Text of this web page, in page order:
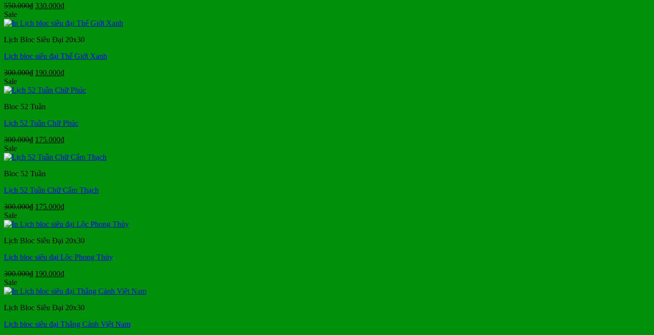
550.000₫ Giá
là:
330.000₫Giá
tại
330.000₫.
Sale
Lịch Bloc Siêu Đại 20x30
Lịch bloc siêu đại Thế Giới Xanh
300.000₫ Giá
là:
190.000₫Giá
tại
Sale
Bloc 52 Tuần
Lịch 52 Tuần Chữ Phúc
300.000₫ Giá
là:
175.000₫Giá
tại
Sale
Bloc 52 Tuần
Lịch 52 Tuần Chữ Cẩm Thạch
300.000₫ Giá
là:
175.000₫Giá
tại
175.000₫.
Sale
Lịch Bloc Siêu Đại 20x30
Lịch bloc siêu đại Lộc Phong Thủy
300.000₫ Giá
là:
190.000₫Giá
tại
190.000₫.
Sale
Lịch Bloc Siêu Đại 20x30
Lịch bloc siêu đại Thắng Cảnh Việt Nam